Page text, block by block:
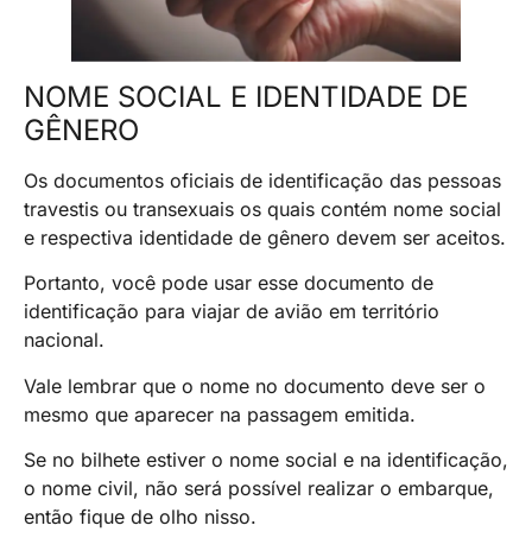
NOME SOCIAL E IDENTIDADE DE
GÊNERO
Os documentos oficiais de identificação das pessoas
travestis ou transexuais os quais contém nome social
e respectiva identidade de gênero devem ser aceitos.
Portanto, você pode usar esse documento de
identificação para viajar de avião em território
nacional.
Vale lembrar que o nome no documento deve ser o
mesmo que aparecer na passagem emitida.
Se no bilhete estiver o nome social e na identificação,
o nome civil, não será possível realizar o embarque,
então fique de olho nisso.